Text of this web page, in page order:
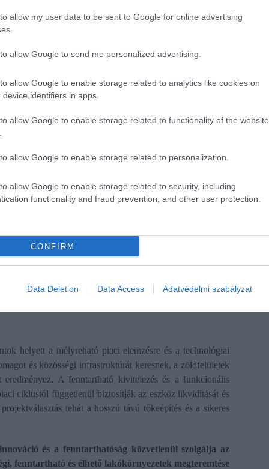
allow my user data to be sent to Google for online advertising
allow Google to send me personalized advertising.
allow Google to enable storage related to analytics like cookies on
device identifiers in apps.
allow Google to enable storage related to functionality of the website
allow Google to enable storage related to personalization.
allow Google to enable storage related to security, including
functionality and fraud prevention, and other user protection.
CONFIRM
Data Deletion Data Access Adatvédelmi szabályzat
helyett a mélyreható piaci elemzésre és a technológiai
és közösségi infrastruktúrát keresnek, a zöldfelületek
A fenntartható kivitelezés és a funkcionális
ciklustól függetlenül biztosítják az eszköz likviditását és
tehát a hosszú távú tőkeépítés és a sikeres
és a fenntarthatóság közvetlenül szolgálja az
fenntartható és élhető lakókörnyezetek megteremtése